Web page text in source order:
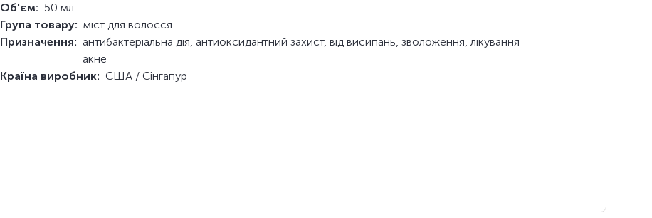
Об'єм: 50 мл
Група товару: міст для волосся
Призначення: антибактеріальна дія, антиоксидантний захист, від висипань, зволоження, лікування
акне
Країна виробник: США / Сінгапур